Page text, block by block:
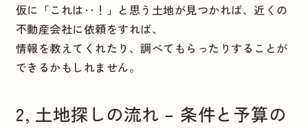
仮に「これは‥！」と思う土地が見つかれば、近くの
不動産会社に依頼をすれば、
情報を教えてくれたり、調べてもらったりすることが
できるかもしれません。
2, 土地探しの流れ – 条件と予算の